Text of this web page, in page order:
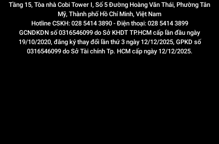
Tầng 15, Tòa nhà Cobi Tower I, Số 5 Đường Hoàng Văn Thái, Phường Tân
Mỹ, Thành phố Hồ Chí Minh, Việt Nam
Hotline CSKH: 028 5414 3890 - Điện thoại: 028 5414 3899
GCNDKDN số 0316546099 do Sở KHDT TP.HCM cấp lần đầu ngày
19/10/2020, đăng ký thay đổi lần thứ 3 ngày 12/12/2025, GPKD số
0316546099 do Sở Tài chính Tp. HCM cấp ngày 12/12/2025.